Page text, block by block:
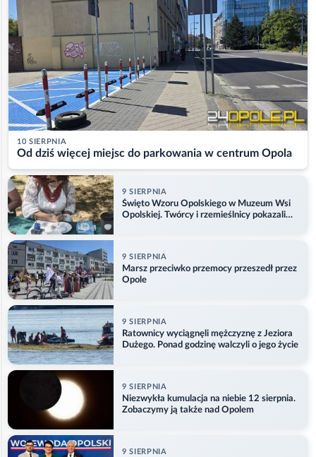
10 SIERPNIA
Od dziś więcej miejsc do parkowania w centrum Opola
9 SIERPNIA
Święto Wzoru Opolskiego w Muzeum Wsi
Opolskiej. Twórcy i rzemieślnicy pokazali
9 SIERPNIA
Marsz przeciwko przemocy przeszedł przez
Opole
9 SIERPNIA
Ratownicy wyciągnęli mężczyznę z Jeziora
Dużego. Ponad godzinę walczyli o jego życie
9 SIERPNIA
Niezwykła kumulacja na niebie 12 sierpnia.
Zobaczymy ją także nad Opolem
9 SIERPNIA